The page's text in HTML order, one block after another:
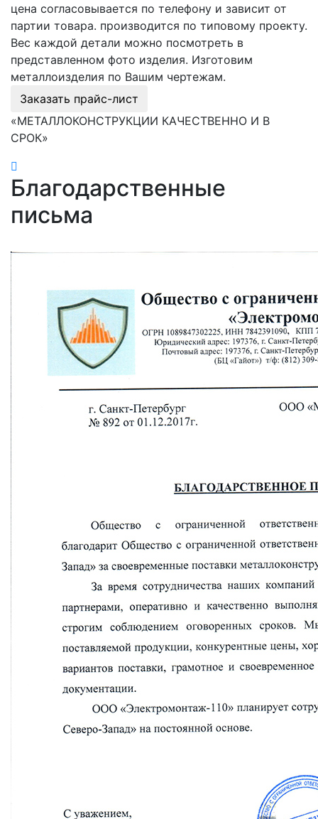
цена согласовывается по телефону и зависит от
партии товара. производится по типовому проекту.
Вес каждой детали можно посмотреть в
представленном фото изделия. Изготовим
металлоизделия по Вашим чертежам.
Заказать прайс-лист
«МЕТАЛЛОКОНСТРУКЦИИ КАЧЕСТВЕННО И В
СРОК»
Благодарственные
письма